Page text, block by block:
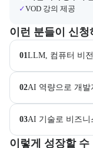
✓VOD 강의 제공
이런 분들이 신청
이 교육과정이 어떤
01LLM, 컴퓨터 비
02AI 역량으로 개발
03AI 기술로 비즈니
이렇게 성장할 수
이 교육과정에서 성취